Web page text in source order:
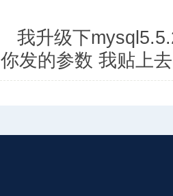
我升级下
你发的参数 我贴上